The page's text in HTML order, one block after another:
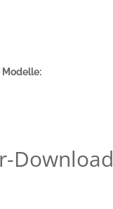
Download